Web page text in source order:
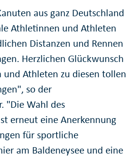
aus ganz Deutschland
Athletinnen und Athleten
Distanzen und Rennen
Herzlichen Glückwunsch
Athleten zu diesen tollen
so der
"Die Wahl des
erneut eine Anerkennung
für sportliche
am Baldeneysee und eine